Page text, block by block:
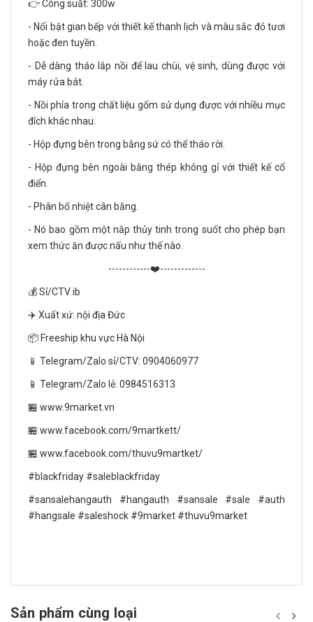
👉 Công suất: 300w
- Nổi bật gian bếp với thiết kế thanh lịch và màu sắc đỏ tươi
hoặc đen tuyền.
- Dễ dàng tháo lắp nồi để lau chùi, vệ sinh, dùng được với
máy rửa bát.
- Nồi phía trong chất liệu gốm sử dụng được với nhiều mục
đích khác nhau.
- Hộp đựng bên trong bằng sứ có thể tháo rời.
- Hộp đựng bên ngoài bằng thép không gỉ với thiết kế cổ
điển.
- Phân bố nhiệt cân bằng.
- Nó bao gồm một nắp thủy tinh trong suốt cho phép bạn
xem thức ăn được nấu như thế nào.
------------❤️-------------
💰 Sỉ/CTV ib
✈️ Xuất xứ: nội địa Đức
📦 Freeship khu vực Hà Nội
📱 Telegram/Zalo sỉ/CTV: 0904060977
📱 Telegram/Zalo lẻ: 0984516313
🏪 www.9market.vn
🏪 www.facebook.com/9martkett/
🏪 www.facebook.com/thuvu9martket/
#blackfriday #saleblackfriday
#sansalehangauth #hangauth #sansale #sale #auth
#hangsale #saleshock #9market #thuvu9market
Sản phẩm cùng loại